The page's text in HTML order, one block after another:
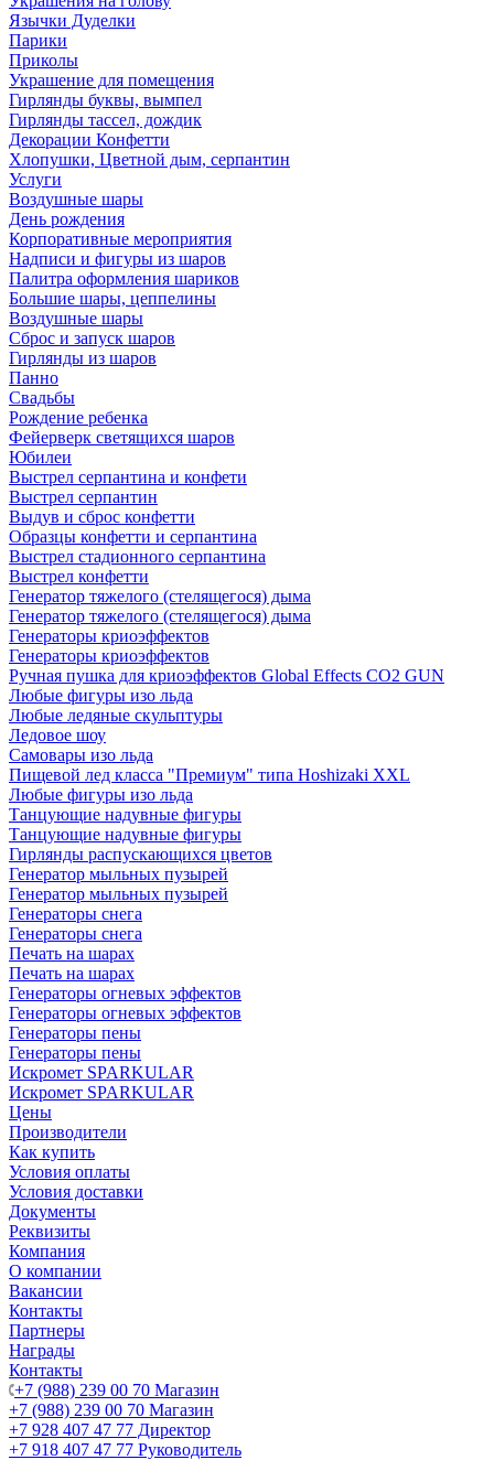
Язычки Дуделки
Парики
Приколы
Украшение для помещения
Гирлянды буквы, вымпел
Гирлянды тассел, дождик
Декорации Конфетти
Хлопушки, Цветной дым, серпантин
Услуги
Воздушные шары
День рождения
Корпоративные мероприятия
Надписи и фигуры из шаров
Палитра оформления шариков
Большие шары, цеппелины
Воздушные шары
Сброс и запуск шаров
Гирлянды из шаров
Панно
Свадьбы
Рождение ребенка
Фейерверк светящихся шаров
Юбилеи
Выстрел серпантина и конфети
Выстрел серпантин
Выдув и сброс конфетти
Образцы конфетти и серпантина
Выстрел стадионного серпантина
Выстрел конфетти
Генератор тяжелого (стелящегося) дыма
Генератор тяжелого (стелящегося) дыма
Генераторы криоэффектов
Генераторы криоэффектов
Ручная пушка для криоэффектов Global Effects CO2 GUN
Любые фигуры изо льда
Любые ледяные скульптуры
Ледовое шоу
Самовары изо льда
Пищевой лед класса "Премиум" типа Hoshizaki XXL
Любые фигуры изо льда
Танцующие надувные фигуры
Танцующие надувные фигуры
Гирлянды распускающихся цветов
Генератор мыльных пузырей
Генератор мыльных пузырей
Генераторы снега
Генераторы снега
Печать на шарах
Печать на шарах
Генераторы огневых эффектов
Генераторы огневых эффектов
Генераторы пены
Генераторы пены
Искромет SPARKULAR
Искромет SPARKULAR
Цены
Производители
Как купить
Условия оплаты
Условия доставки
Документы
Реквизиты
Компания
О компании
Вакансии
Контакты
Партнеры
Награды
Контакты
+7 (988) 239 00 70 Магазин
+7 (988) 239 00 70 Магазин
+7 928 407 47 77 Директор
+7 918 407 47 77 Руководитель